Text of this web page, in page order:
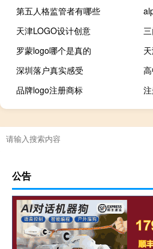
第五人格监管者有哪些
天津LOGO设计创意
罗蒙logo哪个是真的
深圳落户真实感受
品牌logo注册商标
公告